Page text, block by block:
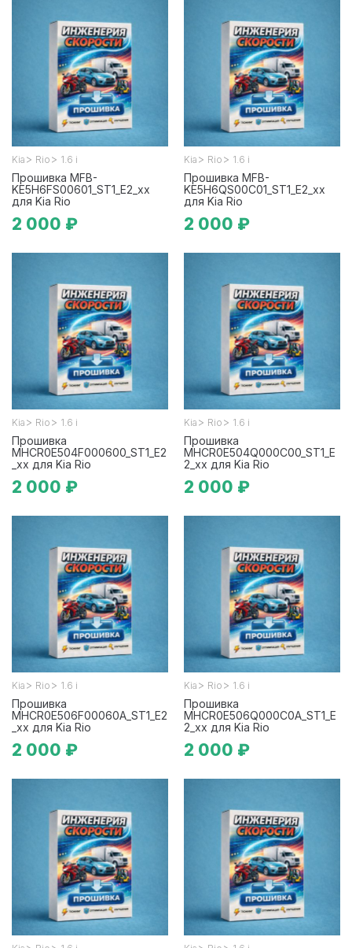
Kia > Rio > 1.6 i
Прошивка MFB-
KE5H6FS00601_ST1_E2_xx
для Kia Rio
2 000 ₽
Kia > Rio > 1.6 i
Прошивка MFB-
KE5H6QS00C01_ST1_E2_xx
для Kia Rio
2 000 ₽
Kia > Rio > 1.6 i
Прошивка
MHCR0E504F000600_ST1_E2
_xx для Kia Rio
2 000 ₽
Kia > Rio > 1.6 i
Прошивка
MHCR0E504Q000C00_ST1_E
2_xx для Kia Rio
2 000 ₽
Kia > Rio > 1.6 i
Прошивка
MHCR0E506F00060A_ST1_E2
_xx для Kia Rio
2 000 ₽
Kia > Rio > 1.6 i
Прошивка
MHCR0E506Q000C0A_ST1_E
2_xx для Kia Rio
2 000 ₽